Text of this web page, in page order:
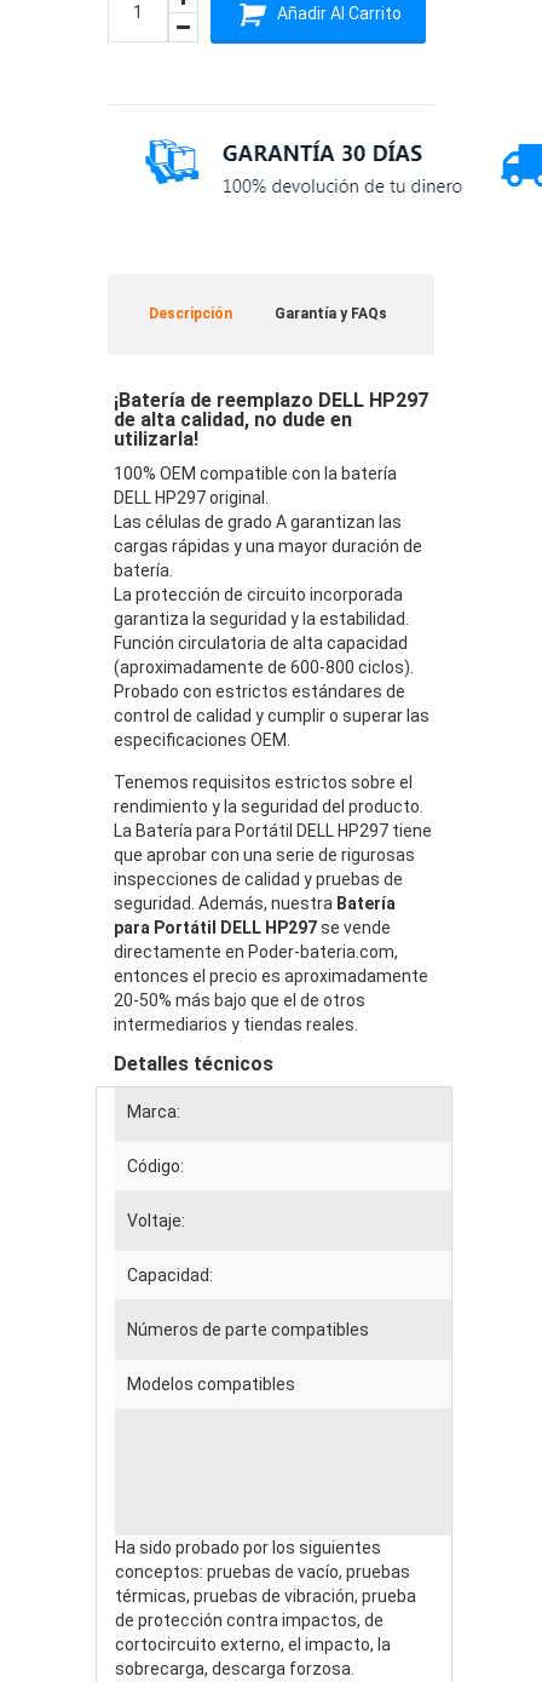
Añadir Al Carrito
Descripción Garantía y FAQs
¡Batería de reemplazo DELL HP297
de alta calidad, no dude en
utilizarla!
100% OEM compatible con la batería
DELL HP297 original.
Las células de grado A garantizan las
cargas rápidas y una mayor duración de
batería.
La protección de circuito incorporada
garantiza la seguridad y la estabilidad.
Función circulatoria de alta capacidad
(aproximadamente de 600-800 ciclos).
Probado con estrictos estándares de
control de calidad y cumplir o superar las
especificaciones OEM.
Tenemos requisitos estrictos sobre el
rendimiento y la seguridad del producto.
La Batería para Portátil DELL HP297 tiene
que aprobar con una serie de rigurosas
inspecciones de calidad y pruebas de
seguridad. Además, nuestra Batería
para Portátil DELL HP297se vende
directamente en Poder-bateria.com,
entonces el precio es aproximadamente
20-50% más bajo que el de otros
intermediarios y tiendas reales.
Detalles técnicos
Marca:
Código:
Voltaje:
Capacidad:
Números de parte compatibles
Modelos compatibles
Ha sido probado por los siguientes
conceptos: pruebas de vacío, pruebas
térmicas, pruebas de vibración, prueba
de protección contra impactos, de
cortocircuito externo, el impacto, la
sobrecarga, descarga forzosa.